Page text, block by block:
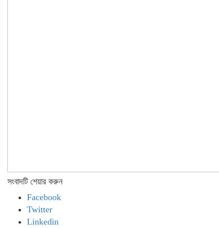
সংবাদটি শেয়ার করুন
Facebook
Twitter
Linkedin